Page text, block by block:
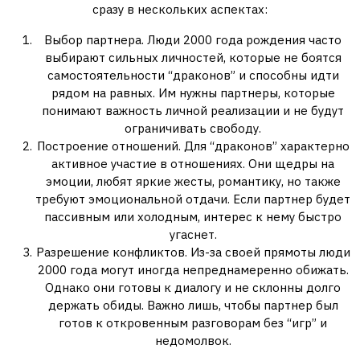
сразу в нескольких аспектах:
Выбор партнера. Люди 2000 года рождения часто
выбирают сильных личностей, которые не боятся
самостоятельности “драконов” и способны идти
рядом на равных. Им нужны партнеры, которые
понимают важность личной реализации и не будут
ограничивать свободу.
Построение отношений. Для “драконов” характерно
активное участие в отношениях. Они щедры на
эмоции, любят яркие жесты, романтику, но также
требуют эмоциональной отдачи. Если партнер будет
пассивным или холодным, интерес к нему быстро
угаснет.
Разрешение конфликтов. Из-за своей прямоты люди
2000 года могут иногда непреднамеренно обижать.
Однако они готовы к диалогу и не склонны долго
держать обиды. Важно лишь, чтобы партнер был
готов к откровенным разговорам без “игр” и
недомолвок.